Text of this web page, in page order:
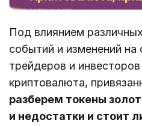
Под влиянием
событий и изменений
трейдеров и
криптовалюта,
разберем токены
и недостатки и стоит